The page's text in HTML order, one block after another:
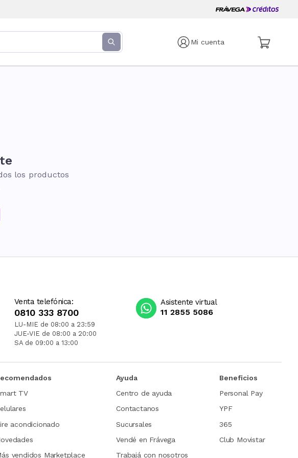
Mi cuenta
los productos
Venta telefónica:
0810 333 8700
LU-MIE de 08:00 a 23:59
JUE-VIE de 08:00 a 20:00
SA de 09:00 a 13:00
Asistente virtual
11 2855 5086
TV
acondicionado
vendidos Marketplace
Ayuda
Centro de ayuda
Contactanos
Sucursales
Vendé en Frávega
Trabajá con nosotros
Beneficios
Personal Pay
YPF
365
Club Movistar